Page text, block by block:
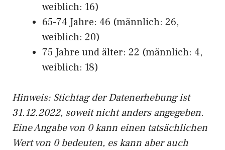
weiblich: 16)
65-74 Jahre: 46 (männlich: 26,
weiblich: 20)
75 Jahre und älter: 22 (männlich: 4,
weiblich: 18)
Hinweis: Stichtag der Datenerhebung ist
31.12.2022, soweit nicht anders angegeben.
Eine Angabe von 0 kann einen tatsächlichen
Wert von 0 bedeuten, es kann aber auch